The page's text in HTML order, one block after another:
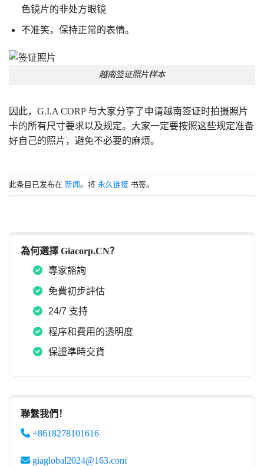
色镜片的非处方眼镜
不准笑，保持正常的表情。
越南签证照片样本
因此，G.I.A CORP 与大家分享了申请越南签证时拍摄照片
卡的所有尺寸要求以及规定。大家一定要按照这些规定准备
好自己的照片，避免不必要的麻烦。
此条目已发布在 新闻。将 永久链接 书签。
為何選擇 Giacorp.CN？
專家諮詢
免費初步評估
24/7 支持
程序和費用的透明度
保證準時交貨
聯繫我們！
+8618278101616
giaglobal2024@163.com